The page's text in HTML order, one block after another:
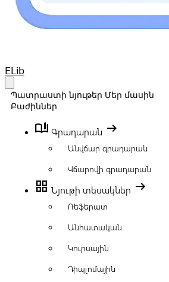
Your Company
ELib
Պատրաստի նյութեր Մեր մասին
Բաժիններ
book_ribbon Գրադարան arrow_right_alt
Անվճար գրադարան
Վճարովի գրադարան
grid_view Նյութի տեսակներ arrow_right_alt
Ռեֆերատ
Անհատական
Կուրսային
Դիպլոմային